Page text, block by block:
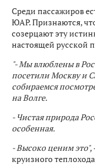
Среди пассажиров
ЮАР. Признаются,
созерцают эту
настоящей русской
"- Мы влюблены в
посетили Москву и
собираемся
на Волге.
- Чистая природа
особенная.
- Высоко ценим это",
круизного